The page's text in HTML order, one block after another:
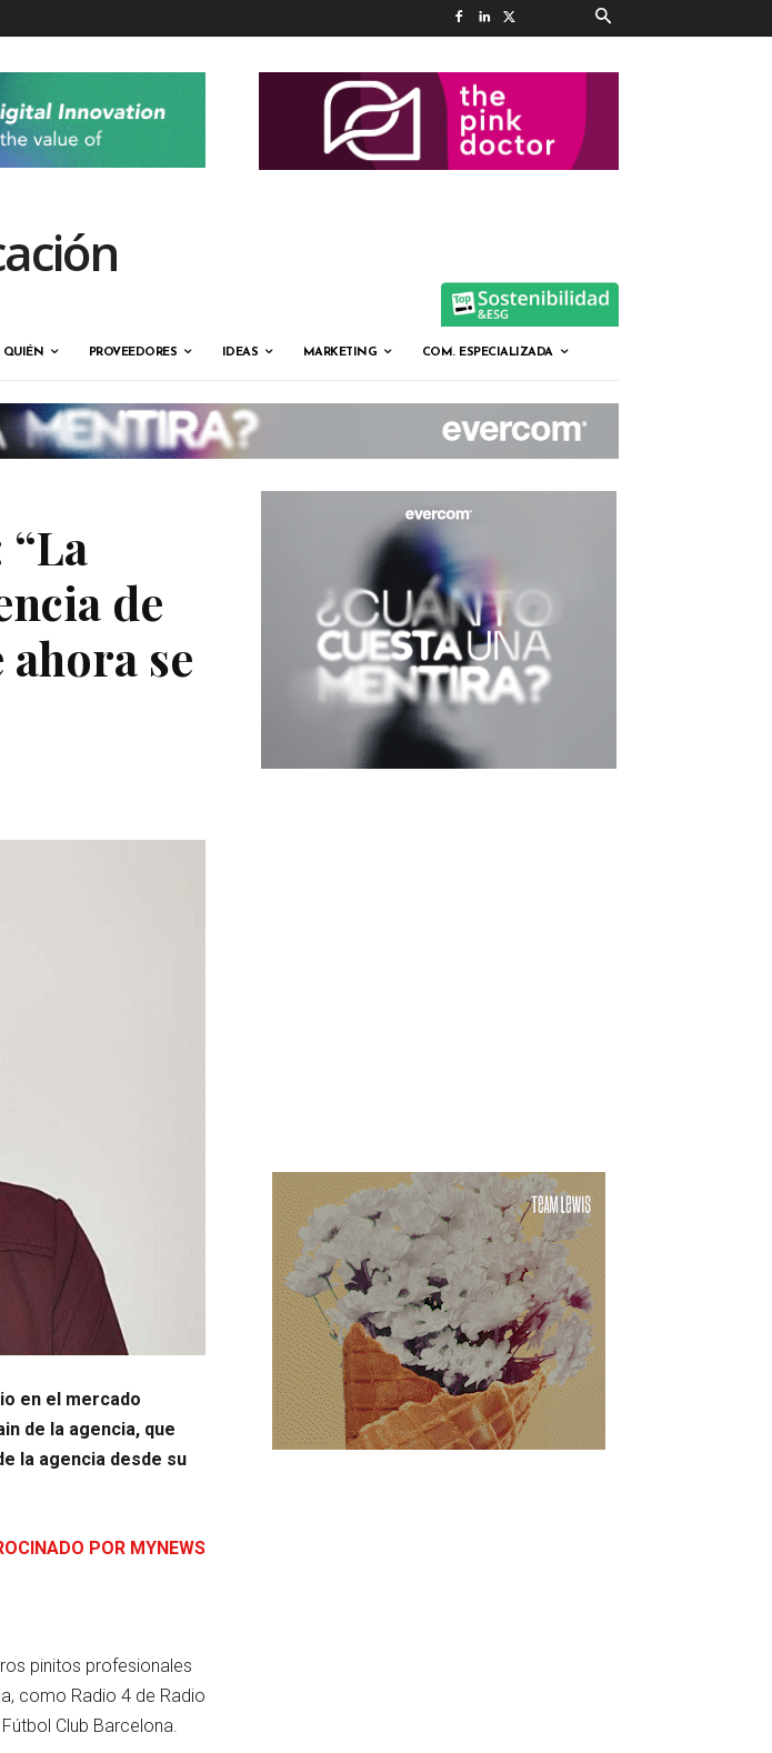
QUIÉN PROVEEDORES IDEAS MARKETING COM. ESPECIALIZADA
de
se
en el mercado
de la agencia, que
la agencia desde su
POR MYNEWS
pinitos profesionales
como Radio 4 de Radio
Club Barcelona.